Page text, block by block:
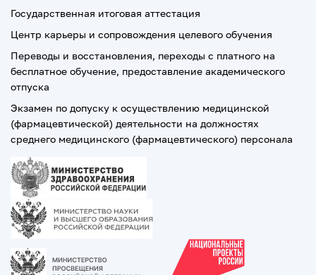
Государственная итоговая аттестация
Центр карьеры и сопровождения целевого обучения
Переводы и восстановления, переходы с платного на
бесплатное обучение, предоставление академического
отпуска
Экзамен по допуску к осуществлению медицинской
(фармацевтической) деятельности на должностях
среднего медицинского (фармацевтического) персонала